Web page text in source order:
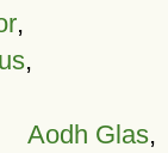
,
,
Aodh Glas,